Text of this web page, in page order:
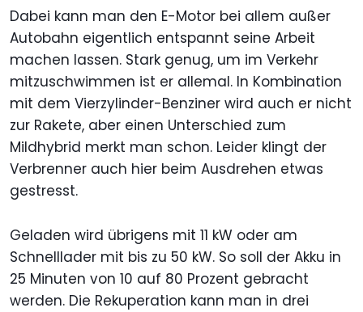
Dabei kann man den E-Motor bei allem außer
Autobahn eigentlich entspannt seine Arbeit
machen lassen. Stark genug, um im Verkehr
mitzuschwimmen ist er allemal. In Kombination
mit dem Vierzylinder-Benziner wird auch er nicht
zur Rakete, aber einen Unterschied zum
Mildhybrid merkt man schon. Leider klingt der
Verbrenner auch hier beim Ausdrehen etwas
gestresst.
Geladen wird übrigens mit 11 kW oder am
Schnelllader mit bis zu 50 kW. So soll der Akku in
25 Minuten von 10 auf 80 Prozent gebracht
werden. Die Rekuperation kann man in drei